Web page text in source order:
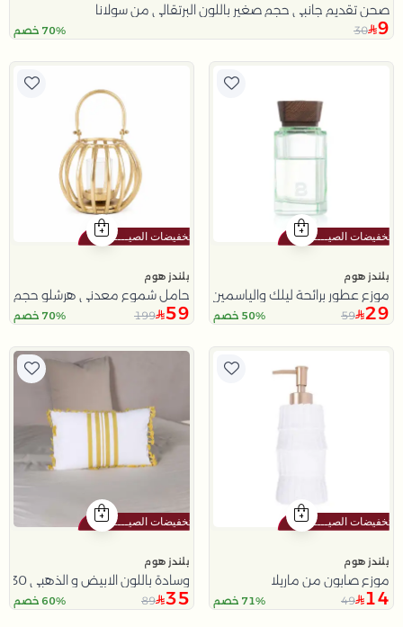
صحن تقديم جانبي حجم صغير باللون البرتقالي من سولانا
9
30 70% خصم
بلندز هوم
موزع عطور برائحة ليلك والياسمين 200 مل
29
59 50% خصم
بلندز هوم
حامل شموع معدني هرشلو حجم صغير باللون الذهبي من أورو
59
199 70% خصم
بلندز هوم
موزع صابون من ماريلا
14
49 71% خصم
بلندز هوم
وسادة باللون الابيض و الذهبي 30x30 سم من سولانا
35
89 60% خصم